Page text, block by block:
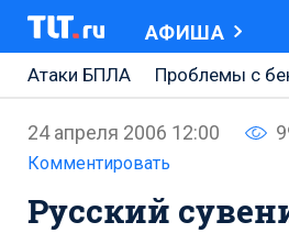
АФИША
Атаки БПЛА
Проблемы с
Ремонт Центральной площади
Ремонт Обводного шоссе
24 апреля 2006 12:00
Комментировать
Русский